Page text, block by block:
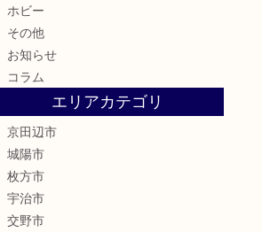
ホビー
その他
お知らせ
コラム
エリアカテゴリ
京田辺市
城陽市
枚方市
宇治市
交野市